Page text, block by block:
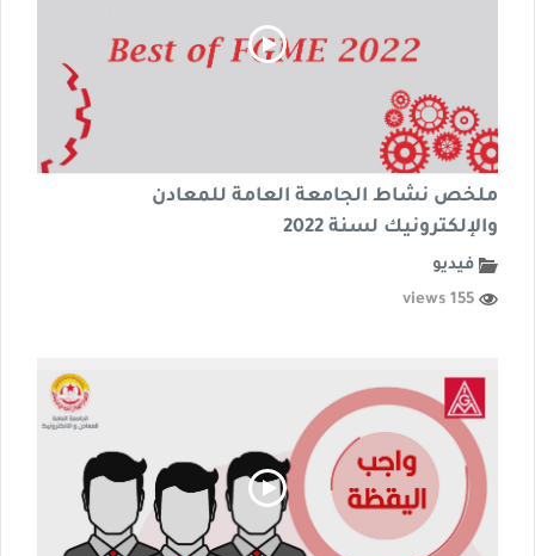
ملخص نشاط الجامعة العامة للمعادن
والإلكترونيك لسنة 2022
فيديو